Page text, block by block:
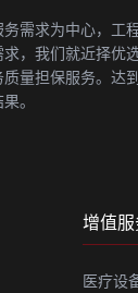
需求为中心，工
，我们就近择优
量担保服务。达
。
增值
医疗设